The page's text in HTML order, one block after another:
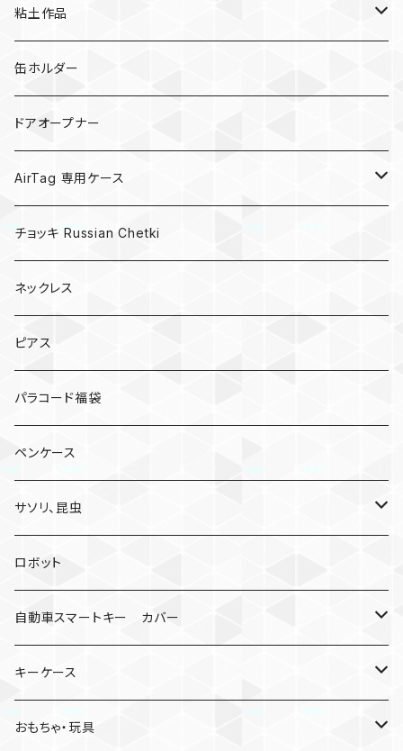
粘土作品
亀
キノコ
缶ホルダー
ドアオープナー
AirTag 専用ケース
AirTagキーリング
チョッキ Russian Chetki
ネックレス
ピアス
パラコード福袋
ペンケース
サソリ、昆虫
サソリ
クモ
ロボット
自動車スマートキー カバー
日産
キーケース
MDF材
おもちゃ・玩具